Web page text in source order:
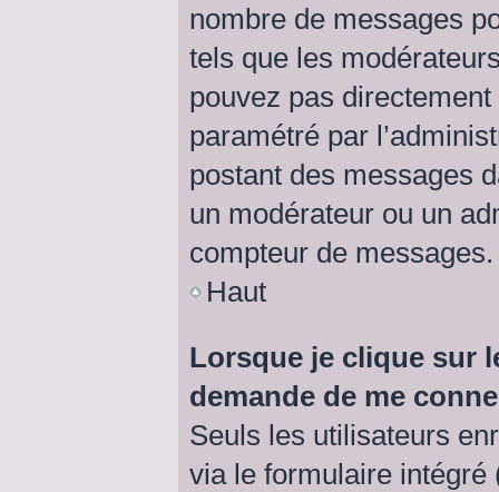
nombre de messages
tels que les
pouvez pas directement
paramétré par
postant des messages
un modérateur ou un
compteur de messages.
Haut
Lorsque je clique sur
demande de me
Seuls les utilisateurs
via le formulaire intégré